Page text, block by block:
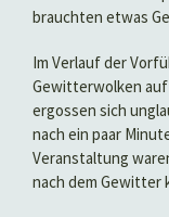
brauchten etwas
Im Verlauf der
Gewitterwolken auf
ergossen sich
nach ein paar
Veranstaltung
nach dem Gewitter